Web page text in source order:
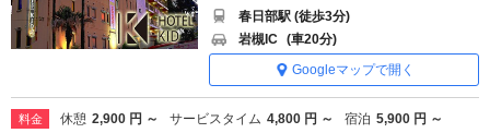
春日部駅 (徒歩3分)
岩槻IC (車20分)
Googleマップで開く
料金 休憩 2,900 円 ～ サービスタイム 4,800 円 ～ 宿泊 5,900 円 ～